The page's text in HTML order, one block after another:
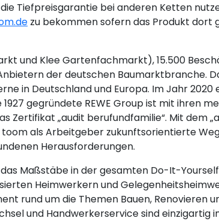
Tiefpreisgarantie bei anderen Ketten
zu bekommen sofern das Produkt dort
und Klee Gartenfachmarkt), 15.500
der deutschen Baumarktbranche.
in Deutschland und Europa. Im Jahr 2020
gegründete REWE Group ist mit ihren
Zertifikat „audit berufundfamilie“. Mit dem
als Arbeitgeber zukunftsorientierte
Herausforderungen.
Maßstäbe in der gesamten Do-It-
Heimwerkern und
rund um die Themen Bauen, Renovieren
und Handwerkerservice sind einzigartig